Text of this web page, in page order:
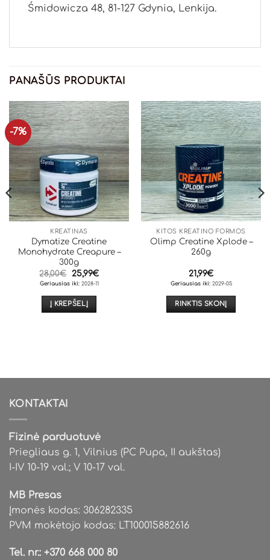
Śmidowicza 48, 81-127 Gdynia, Lenkija.
PANAŠŪS PRODUKTAI
-7%
KREATINAS
Dymatize Creatine
Monohydrate Creapure –
300g
28,00€
Original
price
was:
28,00€.
25,99€Current
price
is:
Geriausias iki: 2028-11
Į KREPŠELĮ
KITOS KREATINO FORMOS
Olimp Creatine Xplode –
260g
21,99€
Geriausias iki:2029-05
RINKTIS SKONĮ
the
KONTAKTAI
Fizinė parduotuvė
Priegliaus g. 1, Vilnius (PC Pupa, II aukštas)
I-IV 10-19 val.; V 10-17 val.
MB Presas
Įmonės kodas: 306282335
PVM mokėtojo kodas: LT100015882616
Tel. nr.: +370 668 000 80